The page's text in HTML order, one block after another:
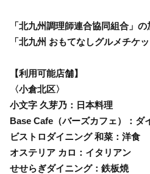
「北九州調理師連合協同組合」
「北九州 おもてなしグルメチケッ
【利用可能店舗】
〈小倉北区〉
小文字 久芽乃：日本料理
Base Cafe（バーズカフェ）：ダ
ビストロダイニング 和菜：洋食
オステリア カロ：イタリアン
せせらぎダイニング：鉄板焼